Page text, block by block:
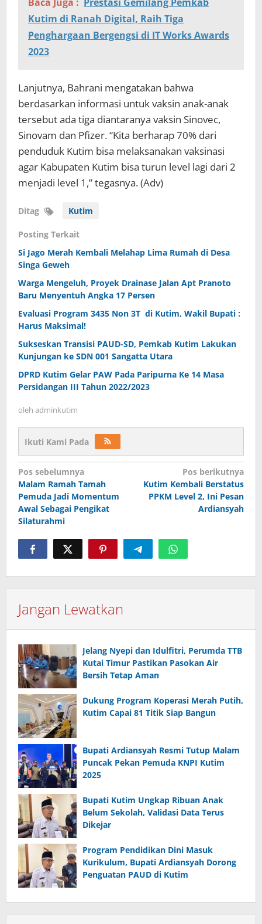
Kutim di Ranah Digital, Raih Tiga
Penghargaan Bergengsi di IT Works Awards
2023
Lanjutnya, Bahrani mengatakan bahwa
berdasarkan informasi untuk vaksin anak-anak
tersebut ada tiga diantaranya vaksin Sinovec,
Sinovam dan Pfizer. “Kita berharap 70% dari
penduduk Kutim bisa melaksanakan vaksinasi
agar Kabupaten Kutim bisa turun level lagi dari 2
menjadi level 1,” tegasnya. (Adv)
Ditag Kutim
Posting Terkait
Si Jago Merah Kembali Melahap Lima Rumah di Desa
Singa Geweh
Warga Mengeluh, Proyek Drainase Jalan Apt Pranoto
Baru Menyentuh Angka 17 Persen
Evaluasi Program 3435 Non 3T di Kutim, Wakil Bupati :
Harus Maksimal!
Sukseskan Transisi PAUD-SD, Pemkab Kutim Lakukan
Kunjungan ke SDN 001 Sangatta Utara
DPRD Kutim Gelar PAW Pada Paripurna Ke 14 Masa
Persidangan III Tahun 2022/2023
oleh adminkutim
Ikuti Kami Pada
Navigasi
pos
Pos sebelumnya
Malam Ramah Tamah
Pemuda Jadi Momentum
Awal Sebagai Pengikat
Silaturahmi
Pos berikutnya
Kutim Kembali Berstatus
PPKM Level 2, Ini Pesan
Ardiansyah
Jangan Lewatkan
Jelang Nyepi dan Idulfitri, Perumda TTB
Kutai Timur Pastikan Pasokan Air
Bersih Tetap Aman
Dukung Program Koperasi Merah Putih,
Kutim Capai 81 Titik Siap Bangun
Bupati Ardiansyah Resmi Tutup Malam
Puncak Pekan Pemuda KNPI Kutim
2025
Bupati Kutim Ungkap Ribuan Anak
Belum Sekolah, Validasi Data Terus
Dikejar
Program Pendidikan Dini Masuk
Kurikulum, Bupati Ardiansyah Dorong
Penguatan PAUD di Kutim